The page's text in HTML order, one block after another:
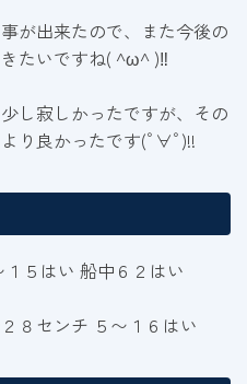
が出来たので、また今後の
たいですね( ^ω^ )‼︎
し寂しかったですが、その
り良かったです(ﾟ∀ﾟ)!!
５はい 船中６２はい
８センチ ５〜１６はい